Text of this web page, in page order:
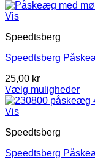
Vis
Speedtsberg
Speedtsberg
25,00 kr
Vælg muligheder
Dette
vare
flere
Mulighederne
Vis
Speedtsberg
Speedtsberg